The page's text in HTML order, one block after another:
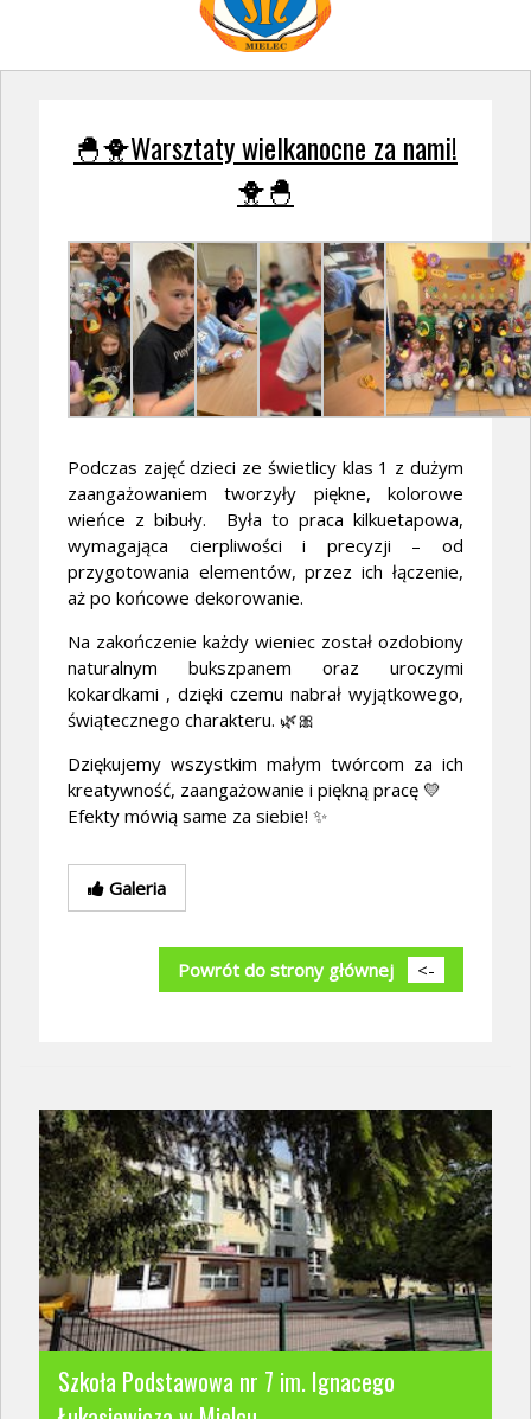
🐣🐥Warsztaty wielkanocne za nami!
🐥🐣
Podczas zajęć dzieci ze świetlicy klas 1 z dużym
zaangażowaniem tworzyły piękne, kolorowe
wieńce z bibuły. Była to praca kilkuetapowa,
wymagająca cierpliwości i precyzji – od
przygotowania elementów, przez ich łączenie,
aż po końcowe dekorowanie.
Na zakończenie każdy wieniec został ozdobiony
naturalnym bukszpanem oraz uroczymi
kokardkami , dzięki czemu nabrał wyjątkowego,
świątecznego charakteru. 🌿🎀
Dziękujemy wszystkim małym twórcom za ich
kreatywność, zaangażowanie i piękną pracę 💛
Efekty mówią same za siebie! ✨
Galeria
Powrót do strony głównej <-
Szkoła Podstawowa nr 7 im. Ignacego